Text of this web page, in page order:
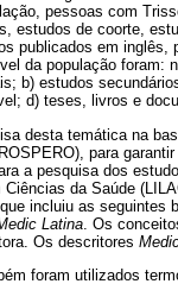
pessoas com
estudos de coorte,
publicados em
da população foram:
b) estudos
d) teses, livros e
desta temática na
para
a pesquisa dos
da Saúde
incluiu as seguintes
Latina . Os
Os descritores
foram utilizados